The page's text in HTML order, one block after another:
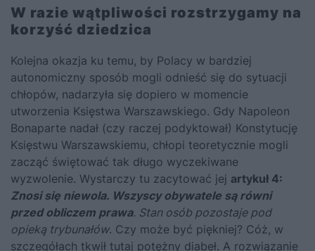
W razie wątpliwości rozstrzygamy na
korzyść dziedzica
Kolejna okazja ku temu, by Polacy w bardziej
autonomiczny sposób mogli odnieść się do sytuacji
chłopów, nadarzyła się dopiero w momencie
utworzenia Księstwa Warszawskiego. Gdy Napoleon
Bonaparte nadał (czy raczej podyktował) Konstytucję
Księstwu Warszawskiemu, chłopi teoretycznie mogli
zacząć świętować tak długo wyczekiwane
wyzwolenie. Wystarczy tu zacytować jej artykuł 4:
Znosi się niewola. Wszyscy obywatele są równi
przed obliczem prawa. Stan osób pozostaje pod
opieką trybunałów. Czy może być piękniej? Cóż, w
szczegółach tkwił tutaj potężny diabeł. A rozwiązanie